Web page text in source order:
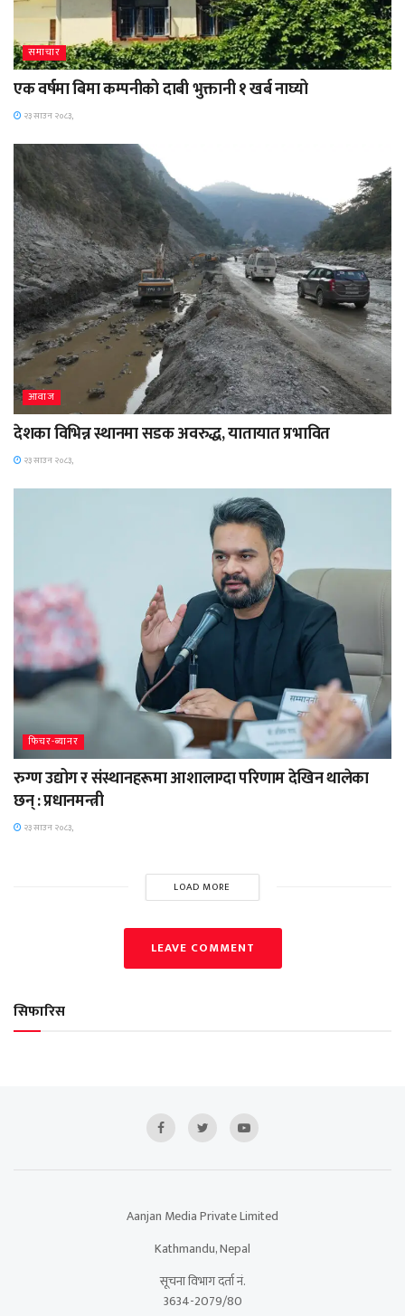
समाचार
एक वर्षमा बिमा कम्पनीको दाबी भुक्तानी १ खर्ब नाघ्यो
२३ साउन २०८३,
आवाज
देशका विभिन्न स्थानमा सडक अवरुद्ध, यातायात प्रभावित
२३ साउन २०८३,
फिचर-ब्यानर
रुग्ण उद्योग र संस्थानहरूमा आशालाग्दा परिणाम देखिन थालेका
छन् : प्रधानमन्त्री
२३ साउन २०८३,
LOAD MORE
LEAVE COMMENT
सिफारिस
Aanjan Media Private Limited
Kathmandu, Nepal
सूचना विभाग दर्ता नं.
3634-2079/80